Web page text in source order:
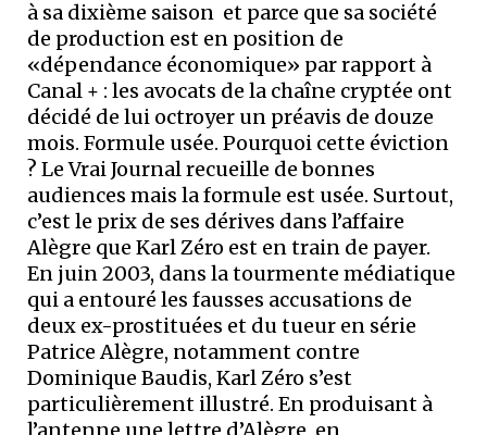
à sa dixième saison ­ et parce que sa société
de production est en position de
«dépendance économique» par rapport à
Canal + : les avocats de la chaîne cryptée ont
décidé de lui octroyer un préavis de douze
mois. Formule usée. Pourquoi cette éviction
? Le Vrai Journal recueille de bonnes
audiences mais la formule est usée. Surtout,
c’est le prix de ses dérives dans l’affaire
Alègre que Karl Zéro est en train de payer.
En juin 2003, dans la tourmente médiatique
qui a entouré les fausses accusations de
deux ex-prostituées et du tueur en série
Patrice Alègre, notamment contre
Dominique Baudis, Karl Zéro s’est
particulièrement illustré. En produisant à